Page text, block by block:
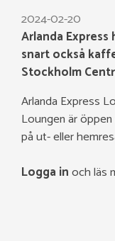
2024-02-20
Arlanda
snart också
Stockholm
Arlanda Express
Loungen är
på ut- eller
Logga inoch läs